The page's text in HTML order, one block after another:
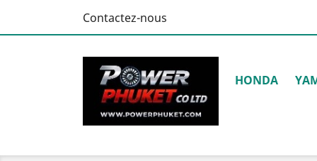
Contactez-nous
HONDA